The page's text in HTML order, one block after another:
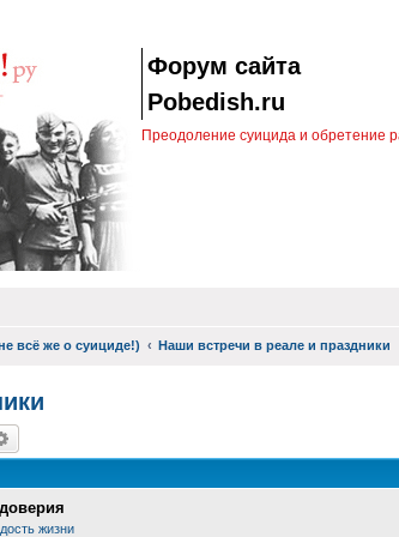
Форум сайта
Pobedish.ru
Преодоление суицида и обретение
всё же о суициде!) Наши встречи в реале и праздники
жизни